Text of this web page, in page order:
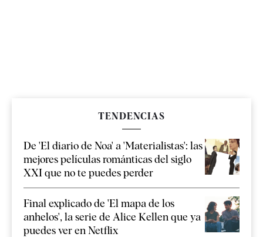
TENDENCIAS
De 'El diario de Noa' a 'Materialistas': las
mejores películas románticas del siglo
XXI que no te puedes perder
Final explicado de 'El mapa de los
anhelos', la serie de Alice Kellen que ya
puedes ver en Netflix